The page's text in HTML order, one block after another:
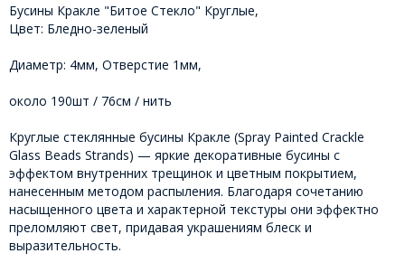
Бусины Кракле "Битое Стекло" Круглые,
Цвет: Бледно-зеленый
Диаметр: 4мм, Отверстие 1мм,
около 190шт / 76см / нить
Круглые стеклянные бусины Кракле (Spray Painted Crackle
Glass Beads Strands) — яркие декоративные бусины с
эффектом внутренних трещинок и цветным покрытием,
нанесенным методом распыления. Благодаря сочетанию
насыщенного цвета и характерной текстуры они эффектно
преломляют свет, придавая украшениям блеск и
выразительность.